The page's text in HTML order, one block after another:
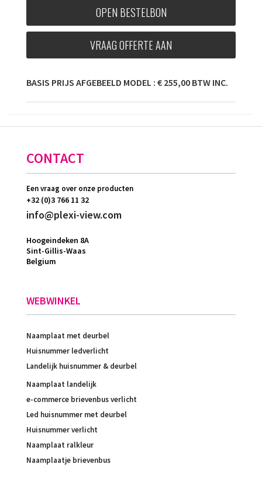
OPEN BESTELBON
VRAAG OFFERTE AAN
BASIS PRIJS AFGEBEELD MODEL : € 255,00 BTW INC.
CONTACT
Een vraag over onze producten
+32 (0)3 766 11 32
info@plexi-view.com
Hoogeindeken 8A
Sint-Gillis-Waas
Belgium
WEBWINKEL
Naamplaat met deurbel
Huisnummer ledverlicht
Landelijk huisnummer & deurbel
Naamplaat landelijk
e-commerce brievenbus verlicht
Led huisnummer met deurbel
Huisnummer verlicht
Naamplaat ralkleur
Naamplaatje brievenbus